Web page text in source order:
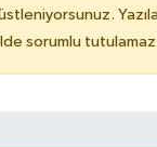
sorumlu